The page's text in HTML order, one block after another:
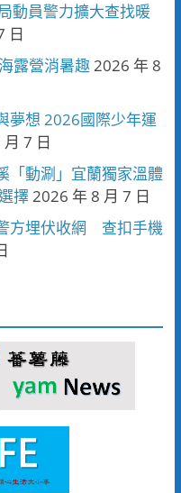
動員警力擴大查找暖
日
露營消暑趣2026 年 8
夢想 2026國際少年運
7 日
「動涮」宜蘭獨家溫體
擇2026 年 8 月 7 日
方埋伏收網 查扣手機